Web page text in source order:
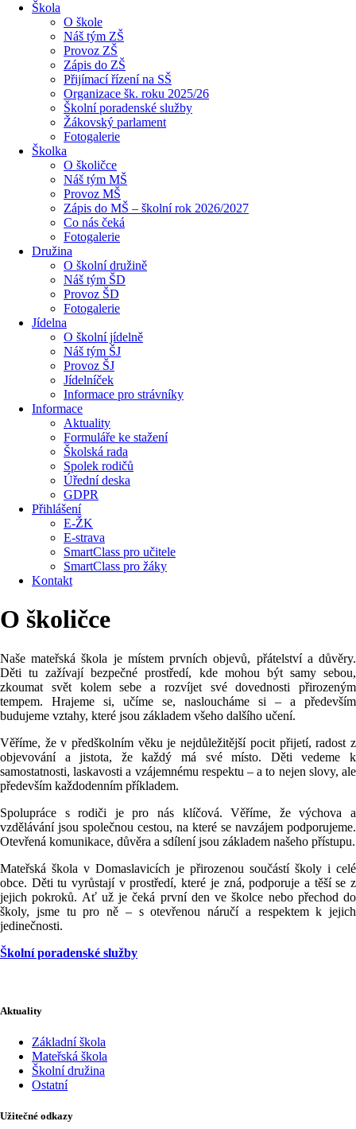
Škola
O škole
Náš tým ZŠ
Provoz ZŠ
Zápis do ZŠ
Přijímací řízení na SŠ
Organizace šk. roku 2025/26
Školní poradenské služby
Žákovský parlament
Fotogalerie
Školka
O školičce
Náš tým MŠ
Provoz MŠ
Zápis do MŠ – školní rok 2026/2027
Co nás čeká
Fotogalerie
Družina
O školní družině
Náš tým ŠD
Provoz ŠD
Fotogalerie
Jídelna
O školní jídelně
Náš tým ŠJ
Provoz ŠJ
Jídelníček
Informace pro strávníky
Informace
Aktuality
Formuláře ke stažení
Školská rada
Spolek rodičů
Úřední deska
GDPR
Přihlášení
E-ŽK
E-strava
SmartClass pro učitele
SmartClass pro žáky
Kontakt
O školičce
Naše mateřská škola je místem prvních objevů, přátelství a důvěry.
Děti tu zažívají bezpečné prostředí, kde mohou být samy sebou,
zkoumat svět kolem sebe a rozvíjet své dovednosti přirozeným
tempem. Hrajeme si, učíme se, nasloucháme si – a především
budujeme vztahy, které jsou základem všeho dalšího učení.
Věříme, že v předškolním věku je nejdůležitější pocit přijetí, radost z
objevování a jistota, že každý má své místo. Děti vedeme k
samostatnosti, laskavosti a vzájemnému respektu – a to nejen slovy, ale
především každodenním příkladem.
Spolupráce s rodiči je pro nás klíčová. Věříme, že výchova a
vzdělávání jsou společnou cestou, na které se navzájem podporujeme.
Otevřená komunikace, důvěra a sdílení jsou základem našeho přístupu.
Mateřská škola v Domaslavicích je přirozenou součástí školy i celé
obce. Děti tu vyrůstají v prostředí, které je zná, podporuje a těší se z
jejich pokroků. Ať už je čeká první den ve školce nebo přechod do
školy, jsme tu pro ně – s otevřenou náručí a respektem k jejich
jedinečnosti.
Školní poradenské služby
Aktuality
Základní škola
Mateřská škola
Školní družina
Ostatní
Užitečné odkazy